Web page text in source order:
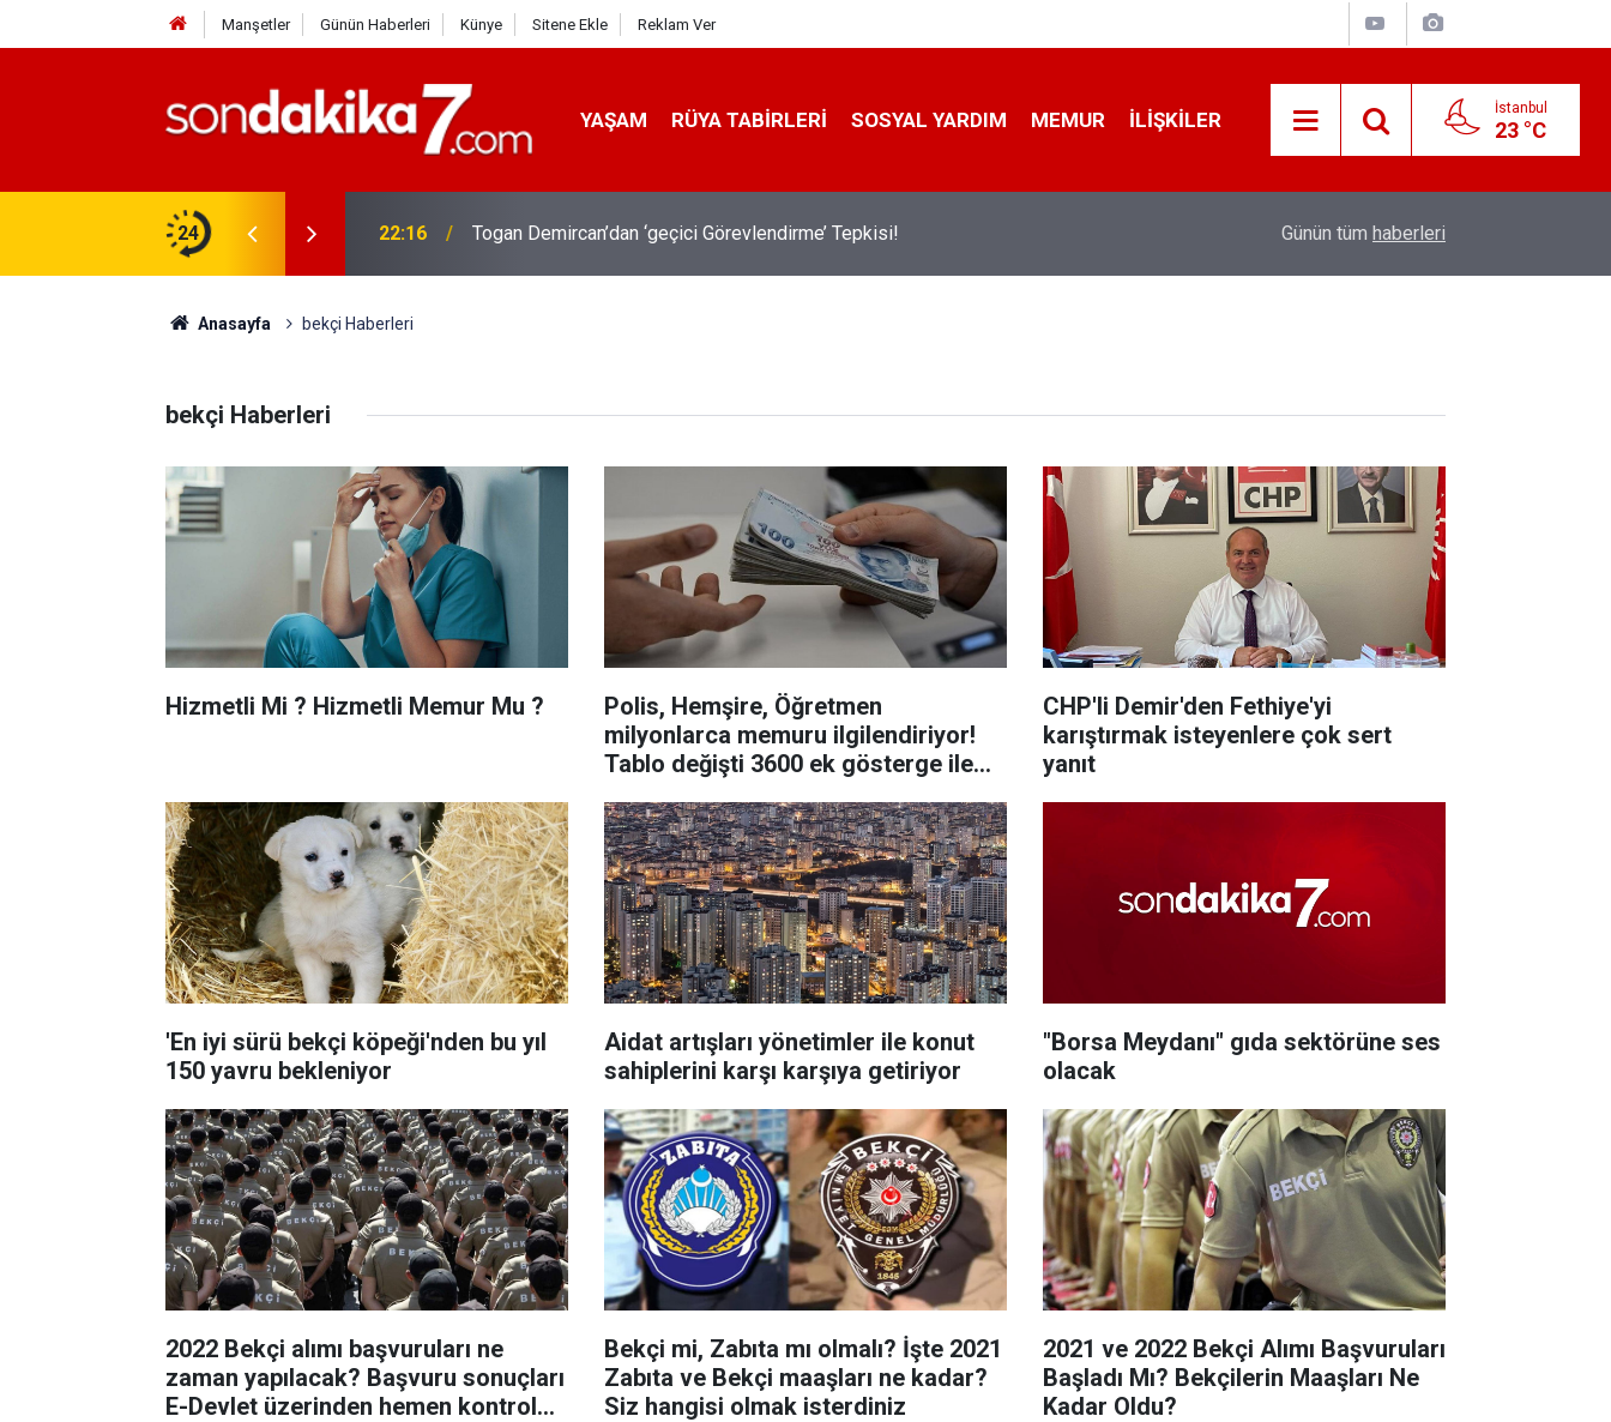
Manşetler Günün Haberleri Künye Sitene Ekle Reklam Ver
YAŞAM RÜYA TABIRLERI SOSYAL YARDIM MEMUR İLIŞKILER İstanbul
23 °C
24 22:16 Togan Demircan’dan ‘geçici Görevlendirme’ Tepkisi! Sıcak Havalarda Ödem Şikayetini Hafife
Günün tüm haberleri
Anasayfa bekçi Haberleri
bekçi Haberleri
Hizmetli Mi ? Hizmetli Memur Mu ?
Polis, Hemşire, Öğretmen
milyonlarca memuru ilgilendiriyor!
Tablo değişti 3600 ek gösterge ile
CHP'li Demir'den Fethiye'yi
karıştırmak isteyenlere çok sert
yanıt
'En iyi sürü bekçi köpeği'nden bu yıl
150 yavru bekleniyor
Aidat artışları yönetimler ile konut
sahiplerini karşı karşıya getiriyor
"Borsa Meydanı" gıda sektörüne ses
olacak
2022 Bekçi alımı başvuruları ne
zaman yapılacak? Başvuru sonuçları
E-Devlet üzerinden hemen kontrol
Bekçi mi, Zabıta mı olmalı? İşte 2021
Zabıta ve Bekçi maaşları ne kadar?
Siz hangisi olmak isterdiniz
2021 ve 2022 Bekçi Alımı Başvuruları
Başladı Mı? Bekçilerin Maaşları Ne
Kadar Oldu?